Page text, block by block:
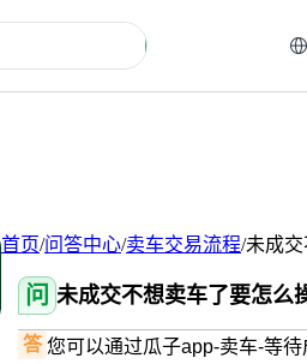
首页/问答中心/卖车交易流程/未成交
问 未成交不想卖车了要怎么
答 您可以通过瓜子app-卖车-等